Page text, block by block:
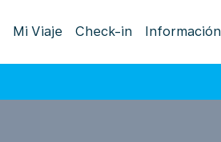
Mi Viaje Check-in Información